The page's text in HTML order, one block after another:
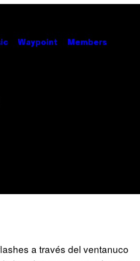
Waypoint Members
a través del ventanuco